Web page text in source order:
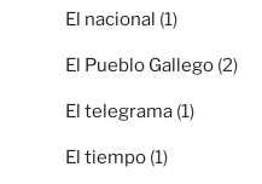
El nacional (1)
El Pueblo Gallego (2)
El telegrama (1)
El tiempo (1)